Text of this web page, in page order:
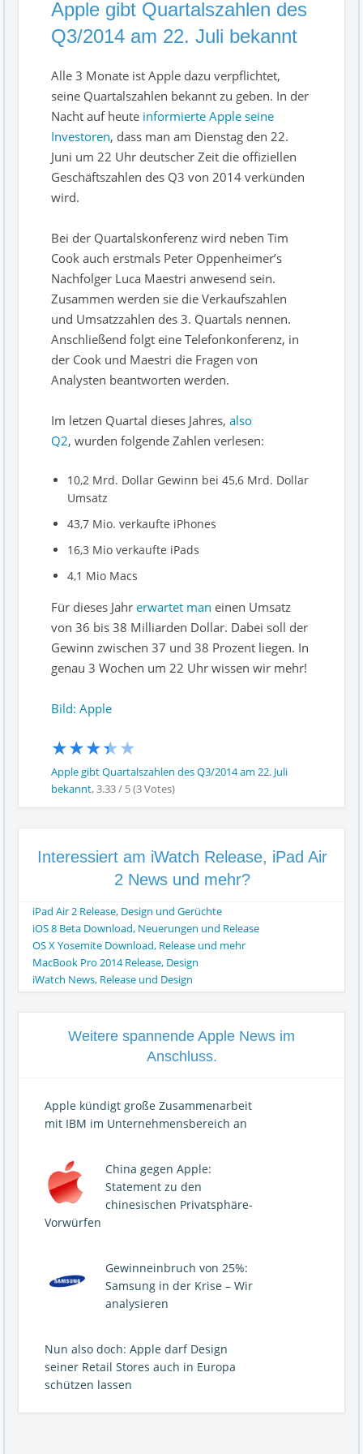
Apple gibt Quartalszahlen des
Q3/2014 am 22. Juli bekannt
Alle 3 Monate ist Apple dazu verpflichtet,
seine Quartalszahlen bekannt zu geben. In der
Nacht auf heute informierte Apple seine
Investoren, dass man am Dienstag den 22.
Juni um 22 Uhr deutscher Zeit die offiziellen
Geschäftszahlen des Q3 von 2014 verkünden
wird.
Bei der Quartalskonferenz wird neben Tim
Cook auch erstmals Peter Oppenheimer’s
Nachfolger Luca Maestri anwesend sein.
Zusammen werden sie die Verkaufszahlen
und Umsatzzahlen des 3. Quartals nennen.
Anschließend folgt eine Telefonkonferenz, in
der Cook und Maestri die Fragen von
Analysten beantworten werden.
Im letzen Quartal dieses Jahres,also
Q2, wurden folgende Zahlen verlesen:
10,2 Mrd. Dollar Gewinn bei 45,6 Mrd. Dollar
Umsatz
43,7 Mio. verkaufte iPhones
16,3 Mio verkaufte iPads
4,1 Mio Macs
Für dieses Jahrerwartet man einen Umsatz
von 36 bis 38 Milliarden Dollar. Dabei soll der
Gewinn zwischen 37 und 38 Prozent liegen. In
genau 3 Wochen um 22 Uhr wissen wir mehr!
Bild: Apple
★★★★★
Apple gibt Quartalszahlen des Q3/2014 am 22. Juli
bekannt,3.33/ 5(3Votes)
Interessiert am iWatch Release, iPad Air
2 News und mehr?
iPad Air 2 Release, Design und Gerüchte
iOS 8 Beta Download, Neuerungen und Release
OS X Yosemite Download, Release und mehr
MacBook Pro 2014 Release, Design
iWatch News, Release und Design
Weitere spannende Apple News im
Anschluss.
Apple kündigt große Zusammenarbeit
mit IBM im Unternehmensbereich an
China gegen Apple:
Statement zu den
chinesischen Privatsphäre-
Vorwürfen
Gewinneinbruch von 25%:
Samsung in der Krise – Wir
analysieren
Nun also doch: Apple darf Design
seiner Retail Stores auch in Europa
schützen lassen